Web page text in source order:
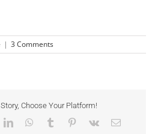
| 3 Comments
Choose Your Platform!
LinkedInWhatsApp
Tumblr Pinterest
Vk Email